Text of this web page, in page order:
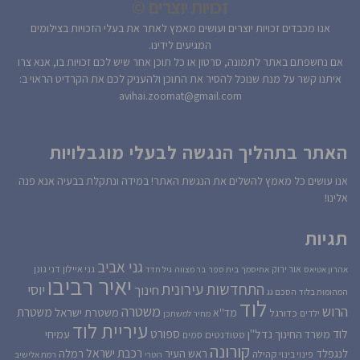
אנו מכבדים זכויות יוצרים ועושים מאמץ לאתר את בעלי הזכויות בצילומים
המגיעים לידינו.
אם נחשפתם באתר לתמונה, סרטון או כל תוכן אחר שיש לכם זכויות בו, אנא צרו
איתנו קשר על מנת שנוכל להסיר את התוכן ולהעניק לכם את הקרדיט הראוי ב:
avihai.zoomat@gmail.com
האתר בתהליך הנגשה לבעלי מוגבלויות
אנו עושים כל מאמץ להשלים את הנגשת האתר! במידה ונתקלת בבעיה אנא פנה
אלינו!
תגיות
אהרון אטיאס אור ירוק אחיסמך בית ספר בר מצווה גיל חדד גני אביב גני איילון דני גונן
המהומות בלוד הסכם גג התחדשות עירוניתחינוך יאיר רביבו יוסי
הרוש ילדים כדורגל לוד מד''א מחיר למשתכן משטרה משטרת ישראל משטרת
לוד משרד החינוך נדל''ן סטודנטים סמים ספורט עיריית לוד עמיחי
לנגפלד פינוי בינוי קהילה קורונה ראש העיר רוטרי רכבת ישראל רמלה רמת אלישיב